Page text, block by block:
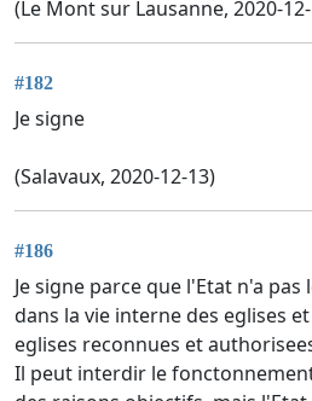
(Le Mont sur Lausanne, 2020-
#182
Je signe
(Salavaux, 2020-12-13)
#186
Je signe parce que l'Etat n'a
dans la vie interne des eglises
eglises reconnues et
Il peut interdir le